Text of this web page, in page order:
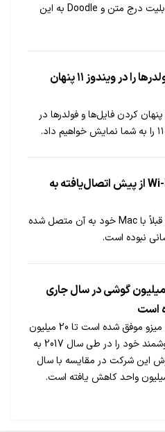
شاهد اضافه شدن قابلیت درج متن و Doodle به این
چگونه فایل‌ها و فولدر‌ها را در ویندوز ۱۱ پنهان
کردن فایل‌ها و فولدر‌ها در
حذف شبکه‌های Wi-Fi از پیش اتصال‌یافته به
حذف شبکه Wi-Fi که قبلاً با Mac خود به آن متصل شده
نبوده است.
میزو نزدیک به 20 میلیون گوشی در سال جاری
است
براساس اعلام رسمی، میزو موفق شده است تا 20 میلیون
واحد از گوشی‌های هوشمند خود را در طی سال 2017 به
این شرکت در مقایسه با سال